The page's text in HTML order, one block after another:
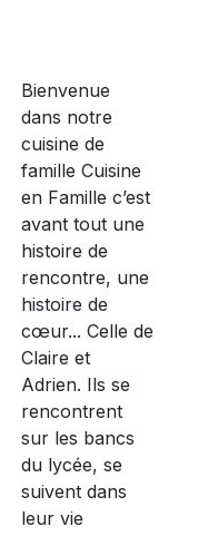
Bienvenue
dans notre
cuisine de
famille Cuisine
en Famille c’est
avant tout une
histoire de
rencontre, une
histoire de
cœur... Celle de
Claire et
Adrien. Ils se
rencontrent
sur les bancs
du lycée, se
suivent dans
leur vie